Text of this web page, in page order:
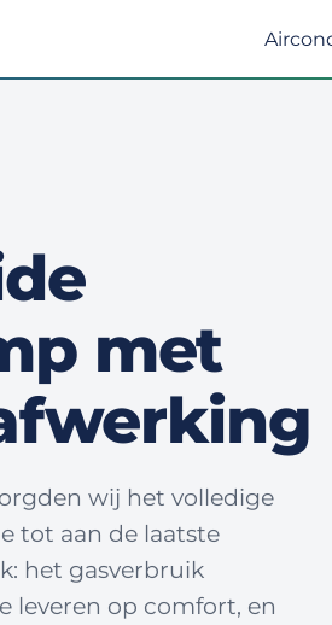
met
wij het volledige
tot aan de laatste
het gasverbruik
leveren op comfort, en